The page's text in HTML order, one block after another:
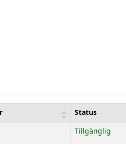
Status
Tillgänglig